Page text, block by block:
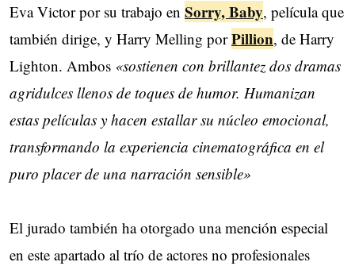
Eva Victor por su trabajo en Sorry, Baby, película que
también dirige, y Harry Melling porPillion, de Harry
Lighton. Ambos «sostienen con brillantez dos dramas
agridulces llenos de toques de humor. Humanizan
estas películas y hacen estallar su núcleo emocional,
transformando la experiencia cinematográfica en el
puro placer de una narración sensible»
El jurado también ha otorgado una mención especial
en este apartado al trío de actores no profesionales